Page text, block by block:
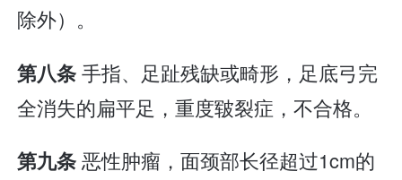
除外）。
第八条手指、足趾残缺或畸形，足底弓完
全消失的扁平足，重度皲裂症，不合格。
第九条恶性肿瘤，面颈部长径超过1cm的